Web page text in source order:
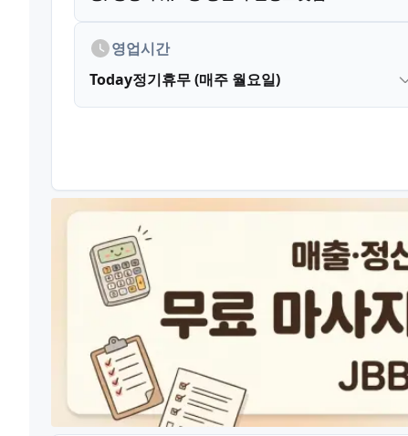
영업시간
Today정기휴무 (매주 월요일)